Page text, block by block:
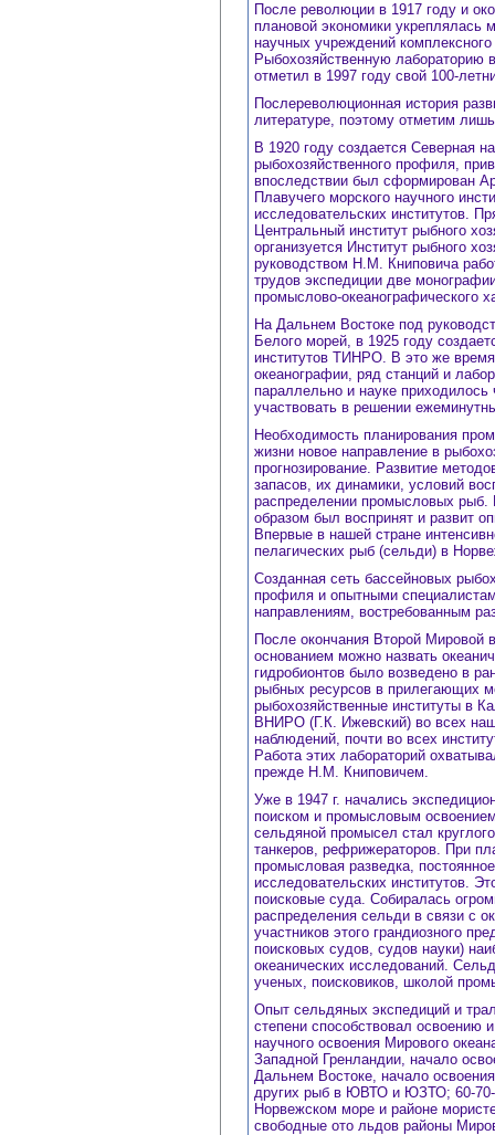
После революции в 1917 году и
плановой экономики укреплялась
научных учреждений
Рыбохозяйственную
отметил в 1997 году свой 100-
Послереволюционная история
литературе, поэтому отметим
В 1920 году создается Северная
рыбохозяйственного профиля,
впоследствии был сформирован
Плавучего морского научного
исследовательских
Центральный институт рыбного
организуется Институт рыбного
руководством Н.М. Книповича
трудов экспедиции две
промыслово-океанографического
На Дальнем Востоке под
Белого морей, в 1925 году
институтов ТИНРО. В это же время
океанографии, ряд станций и
параллельно и науке приходилось
участвовать в решении
Необходимость планирования
жизни новое направление в
прогнозирование. Развитие
запасов, их динамики, условий
распределении промысловых рыб.
образом был воспринят и развит
Впервые в нашей стране
пелагических рыб (сельди) в
Созданная сеть бассейновых
профиля и опытными
направлениям, востребованным
После окончания Второй Мировой
основанием можно назвать
гидробионтов было возведено в
рыбных ресурсов в прилегающих
рыбохозяйственные институты в
ВНИРО (Г.К. Ижевский) во всех
наблюдений, почти во всех
Работа этих лабораторий
прежде Н.М. Книповичем.
Уже в 1947 г. начались
поиском и промысловым
сельдяной промысел стал
танкеров, рефрижераторов. При
промысловая разведка,
исследовательских институтов.
поисковые суда. Собиралась
распределения сельди в связи с
участников этого грандиозного
поисковых судов, судов науки)
океанических исследований.
ученых, поисковиков, школой
Опыт сельдяных экспедиций и
степени способствовал освоению
научного освоения Мирового
Западной Гренландии, начало
Дальнем Востоке, начало
других рыб в ЮВТО и ЮЗТО; 60-70-
Норвежском море и районе
свободные ото льдов районы